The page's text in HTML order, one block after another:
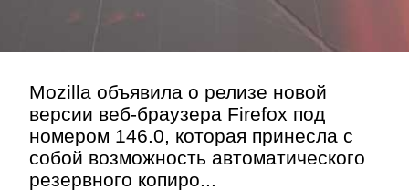
Mozilla объявила о релизе новой
версии веб-браузера Firefox под
номером 146.0, которая принесла с
собой возможность автоматического
резервного копиро...
Контакт»